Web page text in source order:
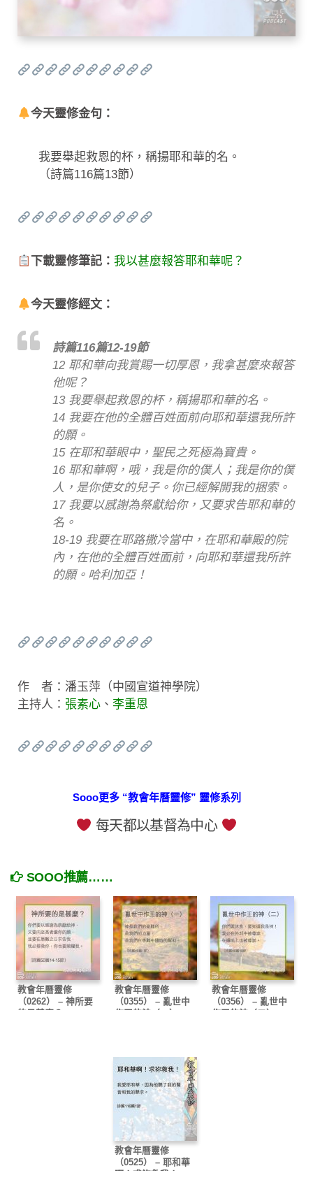
今天靈修金句：
我要舉起救恩的杯，稱揚耶和華的名。
（詩篇116篇13節）
下載靈修筆記：我以甚麼報答耶和華呢？
今天靈修經文：
詩篇116篇12-19節
12 耶和華向我賞賜一切厚恩，我拿甚麼來報答
他呢？
13 我要舉起救恩的杯，稱揚耶和華的名。
14 我要在他的全體百姓面前向耶和華還我所許
的願。
15 在耶和華眼中，聖民之死極為寶貴。
16 耶和華啊，哦，我是你的僕人；我是你的僕
人，是你使女的兒子。你已經解開我的捆索。
17 我要以感謝為祭獻給你，又要求告耶和華的
名。
18-19 我要在耶路撒冷當中，在耶和華殿的院
內，在他的全體百姓面前，向耶和華還我所許
的願。哈利加亞！
作 者：潘玉萍（中國宣道神學院）
主持人： 張素心 、 李重恩
Sooo更多 “教會年曆靈修” 靈修系列
每天都以基督為中心
SOOO推薦……
教會年曆靈修
（0262） – 神所要
的是甚麼？
教會年曆靈修
（0355） – 亂世中
作王的神（一）
教會年曆靈修
（0356） – 亂世中
作王的神（二）
教會年曆靈修
（0525） – 耶和華
啊！求祢救我！